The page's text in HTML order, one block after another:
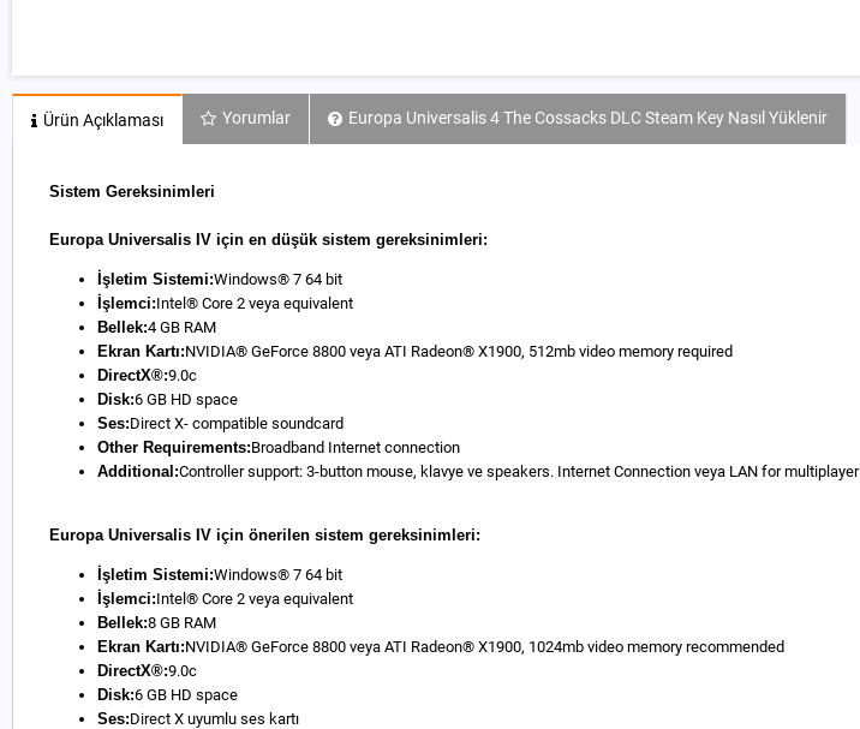
Ürün Açıklaması Yorumlar Europa Universalis 4 The Cossacks DLC Steam Key Nasıl Yüklenir
Sistem Gereksinimleri
Europa Universalis IV için en düşük sistem gereksinimleri:
İşletim Sistemi:Windows® 7 64 bit
İşlemci:Intel® Core 2 veya equivalent
Bellek:4 GB RAM
Ekran Kartı:NVIDIA® GeForce 8800 veya ATI Radeon® X1900, 512mb video memory required
DirectX®:9.0c
Disk:6 GB HD space
Ses:Direct X- compatible soundcard
Other Requirements:Broadband Internet connection
Additional:Controller support: 3-button mouse, klavye ve speakers. Internet Connection veya LAN for multiplayer
Europa Universalis IV için önerilen sistem gereksinimleri:
İşletim Sistemi:Windows® 7 64 bit
İşlemci:Intel® Core 2 veya equivalent
Bellek:8 GB RAM
Ekran Kartı:NVIDIA® GeForce 8800 veya ATI Radeon® X1900, 1024mb video memory recommended
DirectX®:9.0c
Disk:6 GB HD space
Ses:Direct X uyumlu ses kartı